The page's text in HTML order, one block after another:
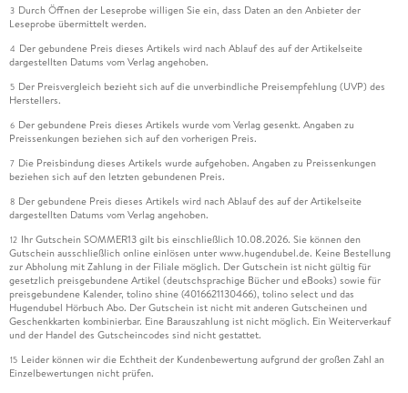
3 Durch Öffnen der Leseprobe willigen Sie ein, dass Daten an den Anbieter der
Leseprobe übermittelt werden.
4 Der gebundene Preis dieses Artikels wird nach Ablauf des auf der Artikelseite
dargestellten Datums vom Verlag angehoben.
5 Der Preisvergleich bezieht sich auf die unverbindliche Preisempfehlung (UVP) des
Herstellers.
6 Der gebundene Preis dieses Artikels wurde vom Verlag gesenkt. Angaben zu
Preissenkungen beziehen sich auf den vorherigen Preis.
7 Die Preisbindung dieses Artikels wurde aufgehoben. Angaben zu Preissenkungen
beziehen sich auf den letzten gebundenen Preis.
8 Der gebundene Preis dieses Artikels wird nach Ablauf des auf der Artikelseite
dargestellten Datums vom Verlag angehoben.
12 Ihr Gutschein SOMMER13 gilt bis einschließlich 10.08.2026. Sie können den
Gutschein ausschließlich online einlösen unter www.hugendubel.de. Keine Bestellung
zur Abholung mit Zahlung in der Filiale möglich. Der Gutschein ist nicht gültig für
gesetzlich preisgebundene Artikel (deutschsprachige Bücher und eBooks) sowie für
preisgebundene Kalender, tolino shine (4016621130466), tolino select und das
Hugendubel Hörbuch Abo. Der Gutschein ist nicht mit anderen Gutscheinen und
Geschenkkarten kombinierbar. Eine Barauszahlung ist nicht möglich. Ein Weiterverkauf
und der Handel des Gutscheincodes sind nicht gestattet.
15 Leider können wir die Echtheit der Kundenbewertung aufgrund der großen Zahl an
Einzelbewertungen nicht prüfen.